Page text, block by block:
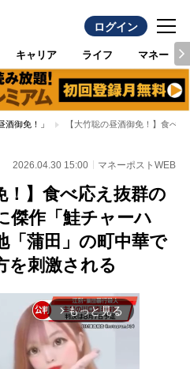
ログイン
キャリア ライフ マネー
酒御免！」 【大竹聡の昼酒御免！】食べ
2026.04.30 15:00 マネーポストWEB
！】食べ応え抜群の
傑作「鮭チャーハ
蒲田」の町中華で
を刺激される
arrow_forward_ios もっと見る